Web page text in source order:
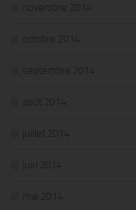
novembre 2014
octobre 2014
septembre 2014
août 2014
juillet 2014
juin 2014
mai 2014